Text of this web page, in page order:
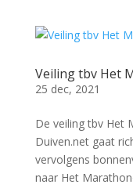
Veiling tbv Het
25 dec, 2021
De veiling tbv Het
Duiven.net gaat
vervolgens
naar Het